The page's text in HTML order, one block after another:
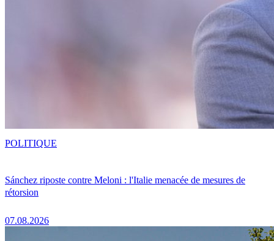
Sánchez riposte contre Meloni : l'Italie menacée de mesures de
rétorsion
07.08.2026
POLITIQUE